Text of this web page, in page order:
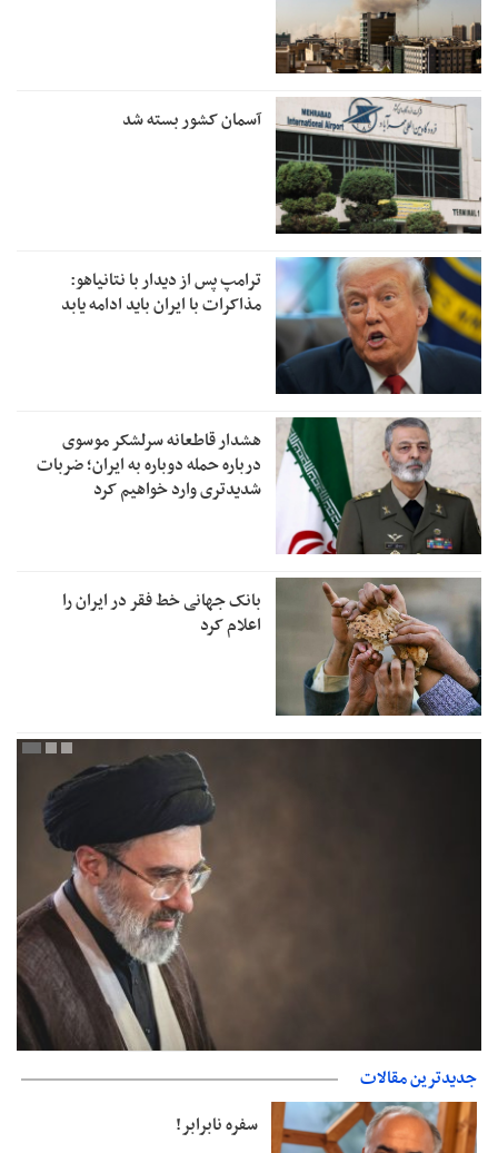
آسمان کشور بسته شد
ترامپ پس از دیدار با نتانیاهو:
مذاکرات با ایران باید ادامه یابد
هشدار قاطعانه سرلشکر موسوی
درباره حمله دوباره به ایران؛ ضربات
شدیدتری وارد خواهیم کرد
بانک جهانی خط فقر در ایران را
اعلام کرد
دفتر رهبر انقلاب: مطالب خارج از مراجع رسمی فاقد سندیت است
جدیدترین مقالات
سفره نابرابر!